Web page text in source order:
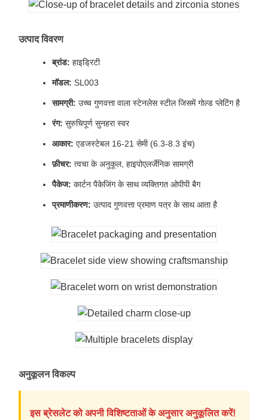
उत्पाद विवरण
ब्रांड: हाइड्रिटी
मॉडल: SL003
सामग्री: उच्च गुणवत्ता वाला स्टेनलेस स्टील जिसमें गोल्ड प्लेटिंग है
रंग: सुरुचिपूर्ण सुनहरा स्वर
आकार: एडजस्टेबल 16-21 सेमी (6.3-8.3 इंच)
फ़ीचर: त्वचा के अनुकूल, हाइपोएलर्जेनिक सामग्री
पैकेज: कार्टन पैकेजिंग के साथ व्यक्तिगत ओपीपी बैग
प्रमाणीकरण: उत्पाद गुणवत्ता प्रमाण पत्र के साथ आता है
अनुकूलन विकल्प
इस ब्रेसलेट को अपनी विशिष्टताओं के अनुसार अनुकूलित करें!